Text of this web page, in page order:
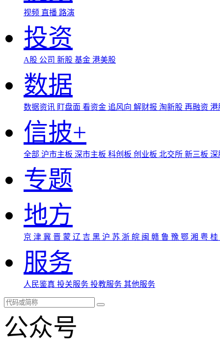
视频 直播 路演
投资
A股 公司 新股 基金 港美股
数据
数据资讯 盯盘面 看资金 追风向 解财报 淘新股 再融资
信披+
全部 沪市主板 深市主板 科创板 创业板 北交所 新三板
专题
地方
京 津 冀 晋 蒙 辽 吉 黑 沪 苏 浙 皖 闽 赣 鲁 豫 鄂 湘 粤 桂
服务
人民鉴真 投关服务 投教服务 其他服务
公众号